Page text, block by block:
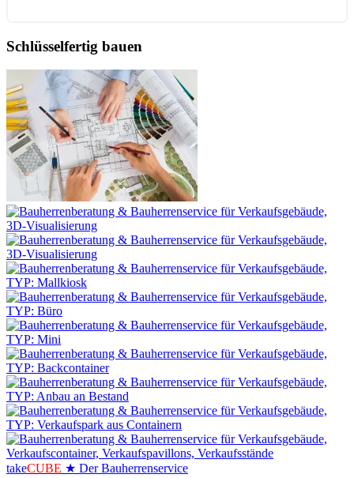
Schlüsselfertig bauen
takeCUBE ★ Der Bauherrenservice